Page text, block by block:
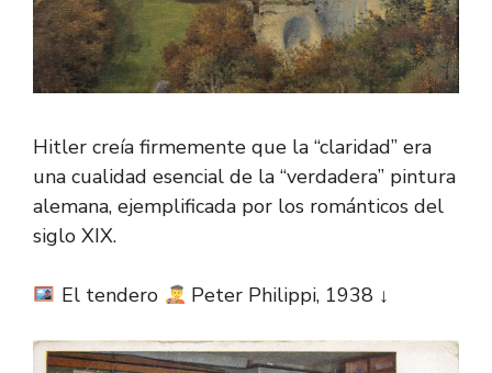
Hitler creía firmemente que la “claridad” era
una cualidad esencial de la “verdadera” pintura
alemana, ejemplificada por los románticos del
siglo XIX.
El tendero Peter Philippi, 1938 ↓